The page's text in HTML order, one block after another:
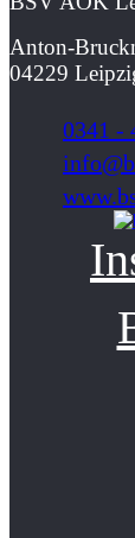
Anton-
04229
0341 -